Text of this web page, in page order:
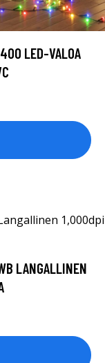
LED-VALOA
LANGALLINEN